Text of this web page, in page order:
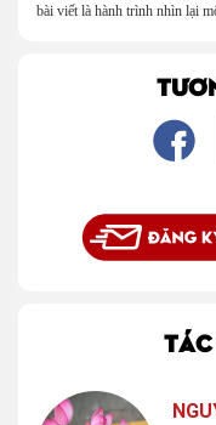
bài viết là hành trình nhìn lại
là một mối tình, mà là một